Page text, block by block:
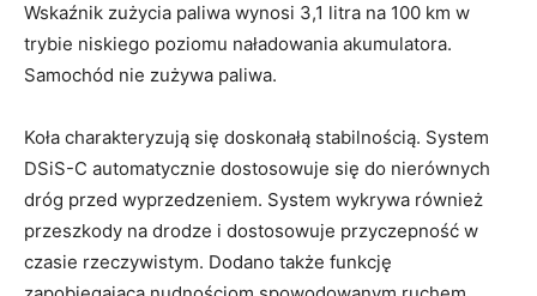
Wskaźnik zużycia paliwa wynosi 3,1 litra na 100 km w
trybie niskiego poziomu naładowania akumulatora.
Samochód nie zużywa paliwa.
Koła charakteryzują się doskonałą stabilnością. System
DSiS-C automatycznie dostosowuje się do nierównych
dróg przed wyprzedzeniem. System wykrywa również
przeszkody na drodze i dostosowuje przyczepność w
czasie rzeczywistym. Dodano także funkcję